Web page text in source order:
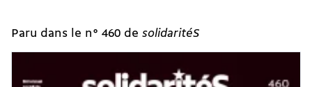
Paru dans le n° 460 de solidaritéS